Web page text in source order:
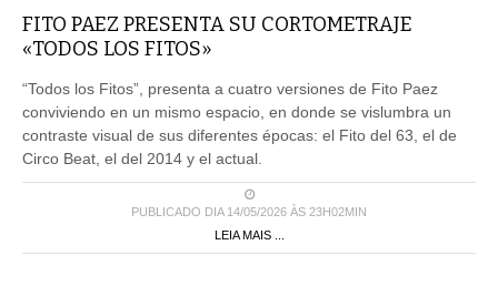
FITO PAEZ PRESENTA SU CORTOMETRAJE
«TODOS LOS FITOS»
“Todos los Fitos”, presenta a cuatro versiones de Fito Paez
conviviendo en un mismo espacio, en donde se vislumbra un
contraste visual de sus diferentes épocas: el Fito del 63, el de
Circo Beat, el del 2014 y el actual.
PUBLICADO DIA 14/05/2026 ÀS 23H02MIN
LEIA MAIS ...